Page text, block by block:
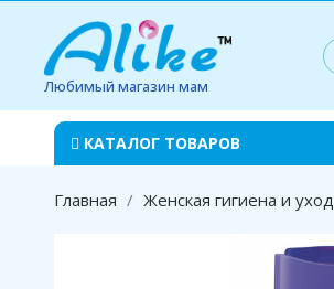
Любимый магазин мам
КАТАЛОГ ТОВАРОВ
Главная Женская гигиена и уход